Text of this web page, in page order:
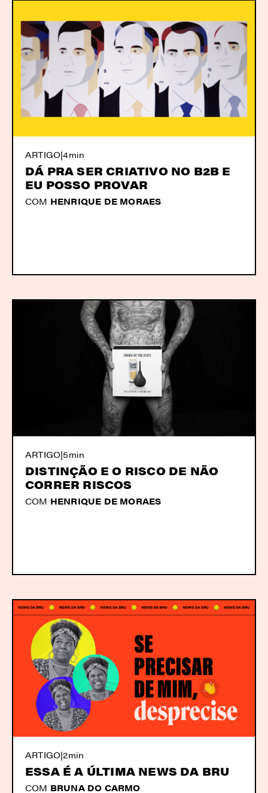
ARTIGO|4min
DÁ PRA SER CRIATIVO NO B2B E
EU POSSO PROVAR
COM HENRIQUE DE MORAES
ARTIGO|5min
DISTINÇÃO E O RISCO DE NÃO
CORRER RISCOS
COM HENRIQUE DE MORAES
ARTIGO|2min
ESSA É A ÚLTIMA NEWS DA BRU
COM BRUNA DO CARMO